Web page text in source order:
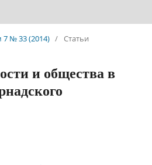
7 № 33 (2014) / Статьи
и общества в